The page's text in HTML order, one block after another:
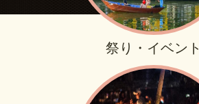
祭り・イベント